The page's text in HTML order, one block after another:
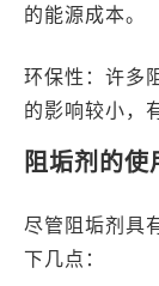
的能源成本。
环保性：许多
的影响较小，
阻垢剂的
尽管阻垢剂具
下几点：